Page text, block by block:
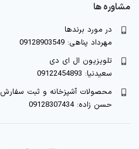
مشاوره ها
در مورد برندها
مهرداد پناهی: 09128903549
تلویزیون ال ای دی
سعیدنیا: 09122454893
محصولات آشپزخانه و ثبت سفارش
حسن زاده: 09128307434